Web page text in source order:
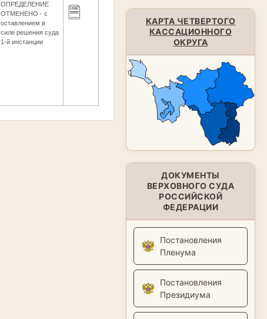
КАРТА ЧЕТВЕРТОГО
КАССАЦИОННОГО
ОКРУГА
ДОКУМЕНТЫ
ВЕРХОВНОГО СУДА
РОССИЙСКОЙ
ФЕДЕРАЦИИ
Постановления
Пленума
Постановления
Президиума
ОПРЕДЕЛЕНИЕ
ОТМЕНЕНО - с
оставлением в
силе решения суда
1-й инстанции